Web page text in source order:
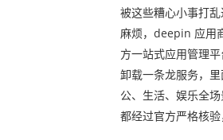
被这些糟心小事打
麻烦，deepin 应用
方一站式应用管理平
卸载一条龙服务，
公、生活、娱乐全
都经过官方严格核